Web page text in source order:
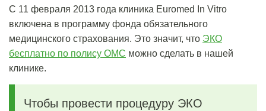
С 11 февраля 2013 года клиника Euromed In Vitro
включена в программу фонда обязательного
медицинского страхования. Это значит, что ЭКО
бесплатно по полису ОМС можно сделать в нашей
клинике.
Чтобы провести процедуру ЭКО